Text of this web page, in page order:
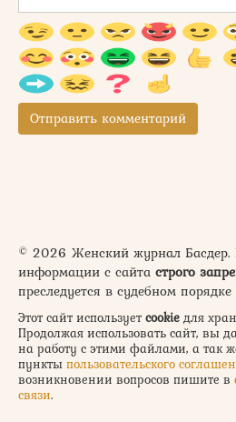
© 2026 Женский журнал Басдер.
информации с сайта строго
преследуется в судебном порядке
Этот сайт использует cookie для
Продолжая использовать сайт, вы
на работу с этими файлами, а так
пункты пользовательского
возникновении вопросов пишите в
связи.